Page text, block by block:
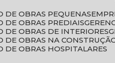
DE OBRAS PEQUENAS
DE OBRAS PREDIAIS
DE OBRAS DE INTERIORES
DE OBRAS NA
DE OBRAS HOSPITALARES